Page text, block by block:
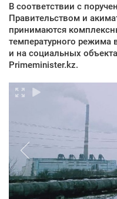
В соответствии с
Правительством и
принимаются
температурного режима
и на социальных
Primeminister.kz.